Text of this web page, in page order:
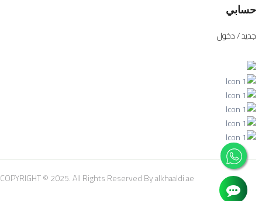
حسابي
جديد / دخول
COPYRIGHT © 2025. All Rights Reserved By alkhaaldi.ae